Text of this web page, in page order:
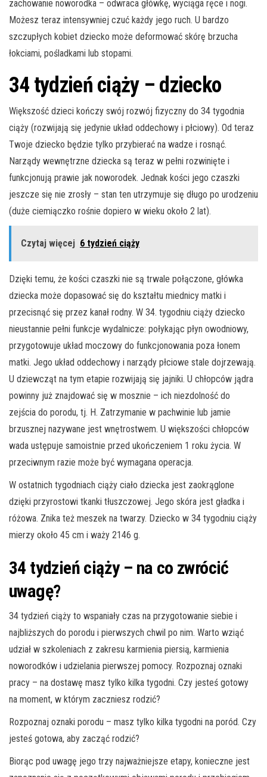
zachowanie noworodka – odwraca główkę, wyciąga ręce i nogi.
Możesz teraz intensywniej czuć każdy jego ruch. U bardzo
szczupłych kobiet dziecko może deformować skórę brzucha
łokciami, pośladkami lub stopami.
34 tydzień ciąży – dziecko
Większość dzieci kończy swój rozwój fizyczny do 34 tygodnia
ciąży (rozwijają się jedynie układ oddechowy i płciowy). Od teraz
Twoje dziecko będzie tylko przybierać na wadze i rosnąć.
Narządy wewnętrzne dziecka są teraz w pełni rozwinięte i
funkcjonują prawie jak noworodek. Jednak kości jego czaszki
jeszcze się nie zrosły – stan ten utrzymuje się długo po urodzeniu
(duże ciemiączko rośnie dopiero w wieku około 2 lat).
Czytaj więcej 6 tydzień ciąży
Dzięki temu, że kości czaszki nie są trwale połączone, główka
dziecka może dopasować się do kształtu miednicy matki i
przecisnąć się przez kanał rodny. W 34. tygodniu ciąży dziecko
nieustannie pełni funkcje wydalnicze: połykając płyn owodniowy,
przygotowuje układ moczowy do funkcjonowania poza łonem
matki. Jego układ oddechowy i narządy płciowe stale dojrzewają.
U dziewcząt na tym etapie rozwijają się jajniki. U chłopców jądra
powinny już znajdować się w mosznie – ich niezdolność do
zejścia do porodu, tj. H. Zatrzymanie w pachwinie lub jamie
brzusznej nazywane jest wnętrostwem. U większości chłopców
wada ustępuje samoistnie przed ukończeniem 1 roku życia. W
przeciwnym razie może być wymagana operacja.
W ostatnich tygodniach ciąży ciało dziecka jest zaokrąglone
dzięki przyrostowi tkanki tłuszczowej. Jego skóra jest gładka i
różowa. Znika też meszek na twarzy. Dziecko w 34 tygodniu ciąży
mierzy około 45 cm i waży 2146 g.
34 tydzień ciąży – na co zwrócić
uwagę?
34 tydzień ciąży to wspaniały czas na przygotowanie siebie i
najbliższych do porodu i pierwszych chwil po nim. Warto wziąć
udział w szkoleniach z zakresu karmienia piersią, karmienia
noworodków i udzielania pierwszej pomocy. Rozpoznaj oznaki
pracy – na dostawę masz tylko kilka tygodni. Czy jesteś gotowy
na moment, w którym zaczniesz rodzić?
Rozpoznaj oznaki porodu – masz tylko kilka tygodni na poród. Czy
jesteś gotowa, aby zacząć rodzić?
Biorąc pod uwagę jego trzy najważniejsze etapy, konieczne jest